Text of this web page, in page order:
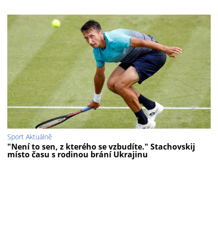
Sport Aktuálně
"Není to sen, z kterého se vzbudíte." Stachovskij
místo času s rodinou brání Ukrajinu